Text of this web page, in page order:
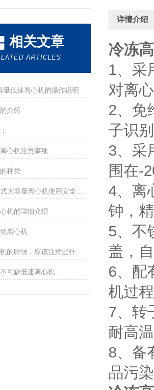
相关文章
ARTICLES
量低速离心机的操作说明
介绍
心机注意事项
种类
机的详细介绍
离心机
在使用离心机的时候，应该注意些什么？
可缺低速离心机
详情介绍
冷冻
1、采
对离
2、免
子识
3、采
围在-
4、离
钟，
5、不
盖，
6、配
机过
7、转
耐高
8、备
品污